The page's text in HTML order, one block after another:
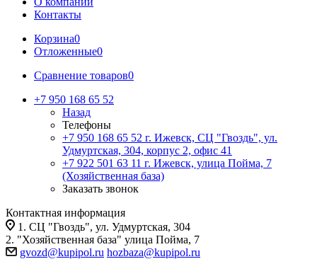
Контакты
Корзина0
Отложенные0
Сравнение товаров0
+7 950 168 65 52
Назад
Телефоны
+7 950 168 65 52 г. Ижевск, СЦ "Гвоздь", ул.
Удмуртская, 304, корпус 2, офис 41
+7 922 501 63 11 г. Ижевск, улица Пойма, 7
(Хозяйственная база)
Заказать звонок
Контактная информация
1. СЦ "Гвоздь", ул. Удмуртская, 304
2. "Хозяйственная база" улица Пойма, 7
gvozd@kupipol.ru hozbaza@kupipol.ru